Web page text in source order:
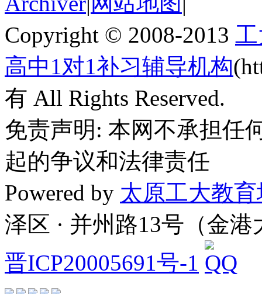
Copyright © 2008-2013
高中1对1补习辅导机构
有 All Rights Reserved.
免责声明: 本网不承担任
起的争议和法律责任
Powered by 太原工大教
泽区 · 并州路13号（金
晋ICP20005691号-1